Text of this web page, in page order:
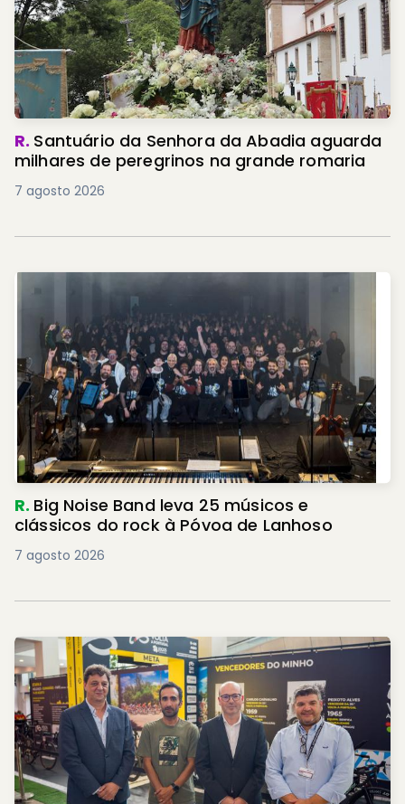
R. Santuário da Senhora da Abadia aguarda
milhares de peregrinos na grande romaria
7 agosto 2026
R. Big Noise Band leva 25 músicos e
clássicos do rock à Póvoa de Lanhoso
7 agosto 2026